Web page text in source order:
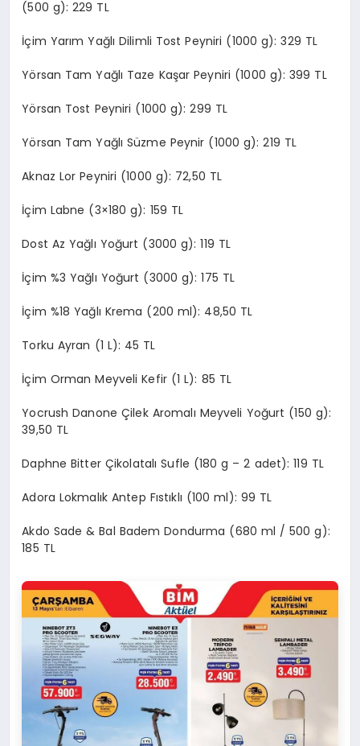
(500 g): 229 TL
İçim Yarım Yağlı Dilimli Tost Peyniri (1000 g): 329 TL
Yörsan Tam Yağlı Taze Kaşar Peyniri (1000 g): 399 TL
Yörsan Tost Peyniri (1000 g): 299 TL
Yörsan Tam Yağlı Süzme Peynir (1000 g): 219 TL
Aknaz Lor Peyniri (1000 g): 72,50 TL
İçim Labne (3×180 g): 159 TL
Dost Az Yağlı Yoğurt (3000 g): 119 TL
İçim %3 Yağlı Yoğurt (3000 g): 175 TL
İçim %18 Yağlı Krema (200 ml): 48,50 TL
Torku Ayran (1 L): 45 TL
İçim Orman Meyveli Kefir (1 L): 85 TL
Yocrush Danone Çilek Aromalı Meyveli Yoğurt (150 g):
39,50 TL
Daphne Bitter Çikolatalı Sufle (180 g – 2 adet): 119 TL
Adora Lokmalık Antep Fıstıklı (100 ml): 99 TL
Akdo Sade & Bal Badem Dondurma (680 ml / 500 g):
185 TL